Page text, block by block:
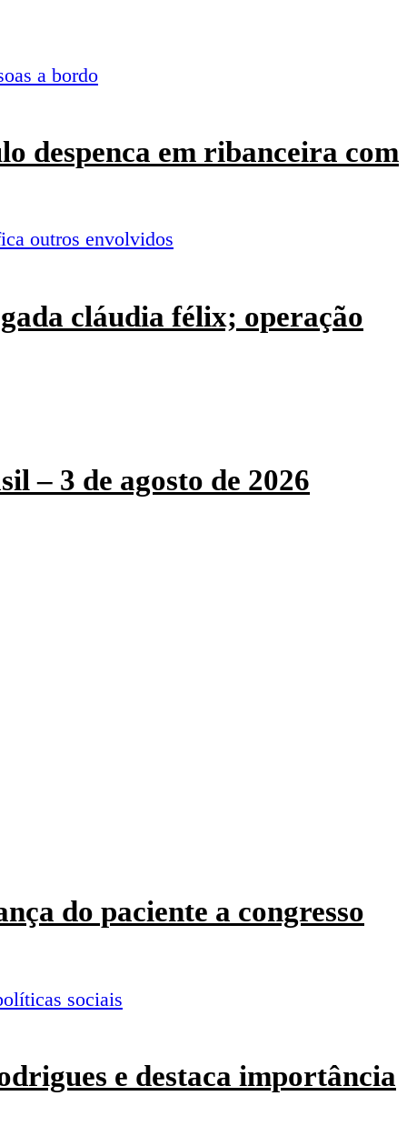
despenca em ribanceira com
cláudia félix; operação
– 3 de agosto de 2026
do paciente a congresso
e destaca importância